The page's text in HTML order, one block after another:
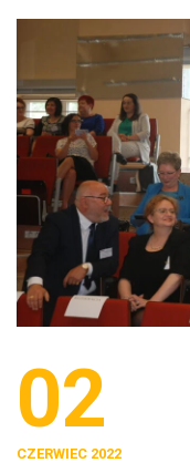
02
CZERWIEC 2022